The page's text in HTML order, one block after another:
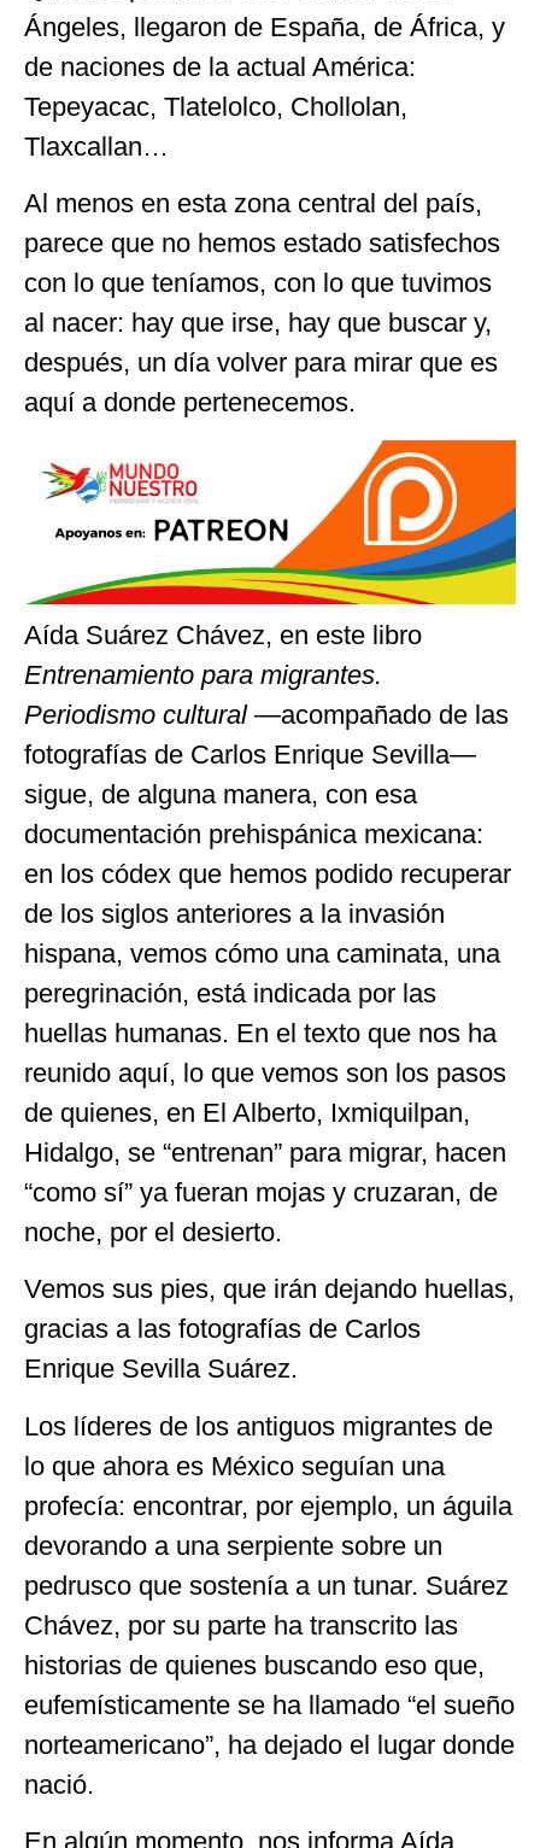
Ángeles, llegaron de España, de África, y
de naciones de la actual América:
Tepeyacac, Tlatelolco, Chollolan,
Tlaxcallan…
Al menos en esta zona central del país,
parece que no hemos estado satisfechos
con lo que teníamos, con lo que tuvimos
al nacer: hay que irse, hay que buscar y,
después, un día volver para mirar que es
aquí a donde pertenecemos.
Aída Suárez Chávez, en este libro
Entrenamiento para migrantes.
Periodismo cultural—acompañado de las
fotografías de Carlos Enrique Sevilla—
sigue, de alguna manera, con esa
documentación prehispánica mexicana:
en los códex que hemos podido recuperar
de los siglos anteriores a la invasión
hispana, vemos cómo una caminata, una
peregrinación, está indicada por las
huellas humanas. En el texto que nos ha
reunido aquí, lo que vemos son los pasos
de quienes, en El Alberto, Ixmiquilpan,
Hidalgo, se “entrenan” para migrar, hacen
“como sí” ya fueran mojas y cruzaran, de
noche, por el desierto.
Vemos sus pies, que irán dejando huellas,
gracias a las fotografías de Carlos
Enrique Sevilla Suárez.
Los líderes de los antiguos migrantes de
lo que ahora es México seguían una
profecía: encontrar, por ejemplo, un águila
devorando a una serpiente sobre un
pedrusco que sostenía a un tunar. Suárez
Chávez, por su parte ha transcrito las
historias de quienes buscando eso que,
eufemísticamente se ha llamado “el sueño
norteamericano”, ha dejado el lugar donde
nació.
En algún momento, nos informa Aída